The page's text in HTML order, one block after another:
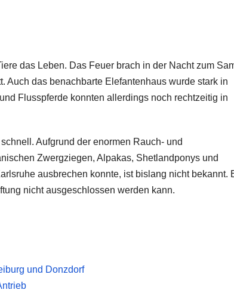
das Leben. Das Feuer brach in der Nacht zum
Auch das benachbarte Elefantenhaus wurde stark in
Flusspferde konnten allerdings noch rechtzeitig in
Aufgrund der enormen Rauch- und
Zwergziegen, Alpakas, Shetlandponys und
ausbrechen konnte, ist bislang nicht bekannt.
nicht ausgeschlossen werden kann.
und Donzdorf